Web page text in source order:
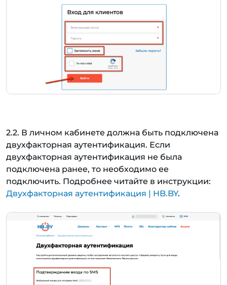
2.2. В личном кабинете должна быть подключена
двухфакторная аутентификация. Если
двухфакторная аутентификация не была
подключена ранее, то необходимо ее
подключить. Подробнее читайте в инструкции:
Двухфакторная аутентификация | HB.BY.